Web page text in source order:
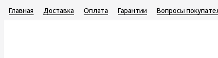
Главная Доставка Оплата Гарантии Вопросы